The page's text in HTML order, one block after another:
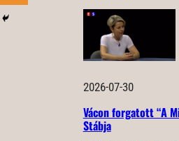
2026-07-30
Vácon forgatott “A
Stábja